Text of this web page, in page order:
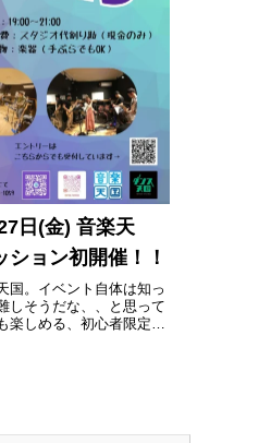
日(金) 音楽天
ョン初開催！！
国。イベント自体は知っ
しそうだな、、と思って
しめる、初心者限定セ